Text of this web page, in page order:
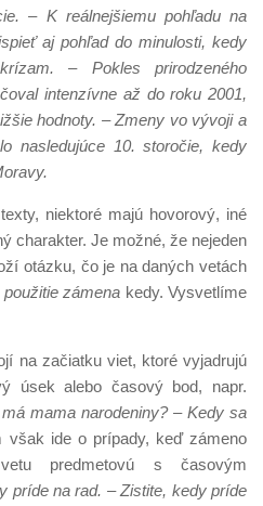
– K reálnejšiemu pohľadu na
aj pohľad do minulosti, kedy
– Pokles prirodzeného
intenzívne až do roku 2001,
hodnoty. – Zmeny vo vývoji a
nasledujúce 10. storočie, kedy
niektoré majú hovorový, iné
charakter. Je možné, že nejeden
otázku, čo je na daných vetách
použitie zámena kedy. Vysvetlíme
na začiatku viet, ktoré vyjadrujú
úsek alebo časový bod, napr.
mama narodeniny? – Kedy sa
ide o prípady, keď zámeno
predmetovú s časovým
príde na rad. – Zistite, kedy príde